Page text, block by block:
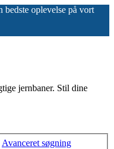
oplevelse på vort
jernbaner. Stil dine
Avanceret søgning